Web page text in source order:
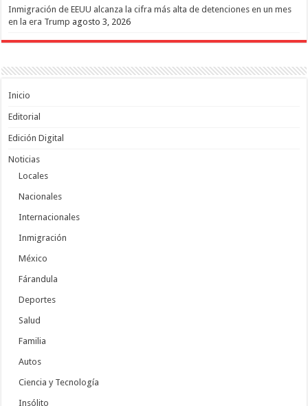
Inmigración de EEUU alcanza la cifra más alta de detenciones en un mes
en la era Trump agosto 3, 2026
Inicio
Editorial
Edición Digital
Noticias
Locales
Nacionales
Internacionales
Inmigración
México
Fárandula
Deportes
Salud
Familia
Autos
Ciencia y Tecnología
Insólito